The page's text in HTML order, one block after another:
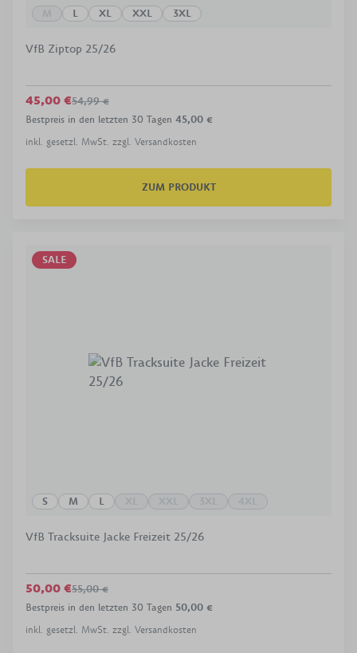
L XL XXL 3XL
VfB Ziptop 25/26
45,00 €54,99 €
Bestpreis in den letzten 30 Tagen 45,00 €
inkl. gesetzl. MwSt. zzgl. Versandkosten
ZUM PRODUKT
SALE
S M L
VfB Tracksuite Jacke Freizeit 25/26
50,00 €55,00 €
Bestpreis in den letzten 30 Tagen 50,00 €
inkl. gesetzl. MwSt. zzgl. Versandkosten